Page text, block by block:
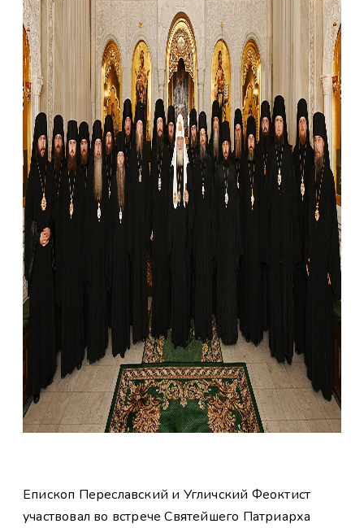
Епископ Переславский и Угличский Феоктист
участвовал во встрече Святейшего Патриарха